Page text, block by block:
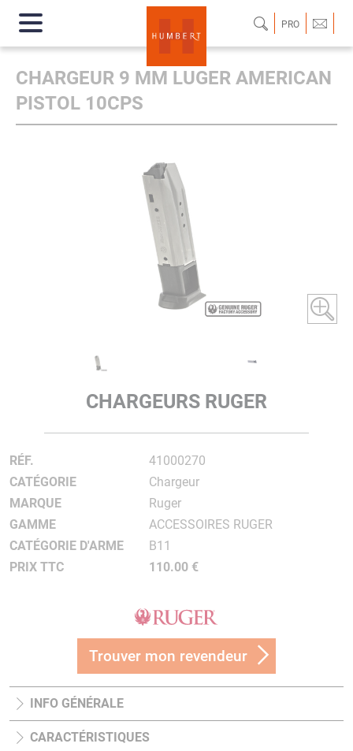
PRO
CHARGEUR 9 MM LUGER AMERICAN
PISTOL 10CPS
CHARGEURS RUGER
RÉF.
41000270
CATÉGORIE
Chargeur
MARQUE
Ruger
GAMME
ACCESSOIRES RUGER
CATÉGORIE D'ARME
B11
PRIX TTC
110.00 €
Trouver mon revendeur
INFO GÉNÉRALE
CARACTÉRISTIQUES